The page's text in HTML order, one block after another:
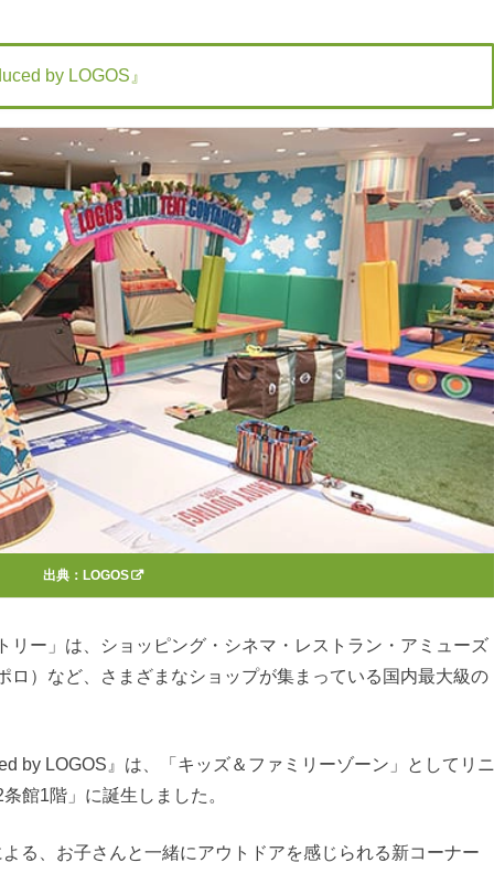
by LOGOS』
出典： LOGOS
リー」は、ショッピング・シネマ・レストラン・アミューズ
ロ）など、さまざまなショップが集まっている国内最大級の
by LOGOS』は、「キッズ＆ファミリーゾーン」としてリニ
館1階」に誕生しました。
る、お子さんと一緒にアウトドアを感じられる新コーナー